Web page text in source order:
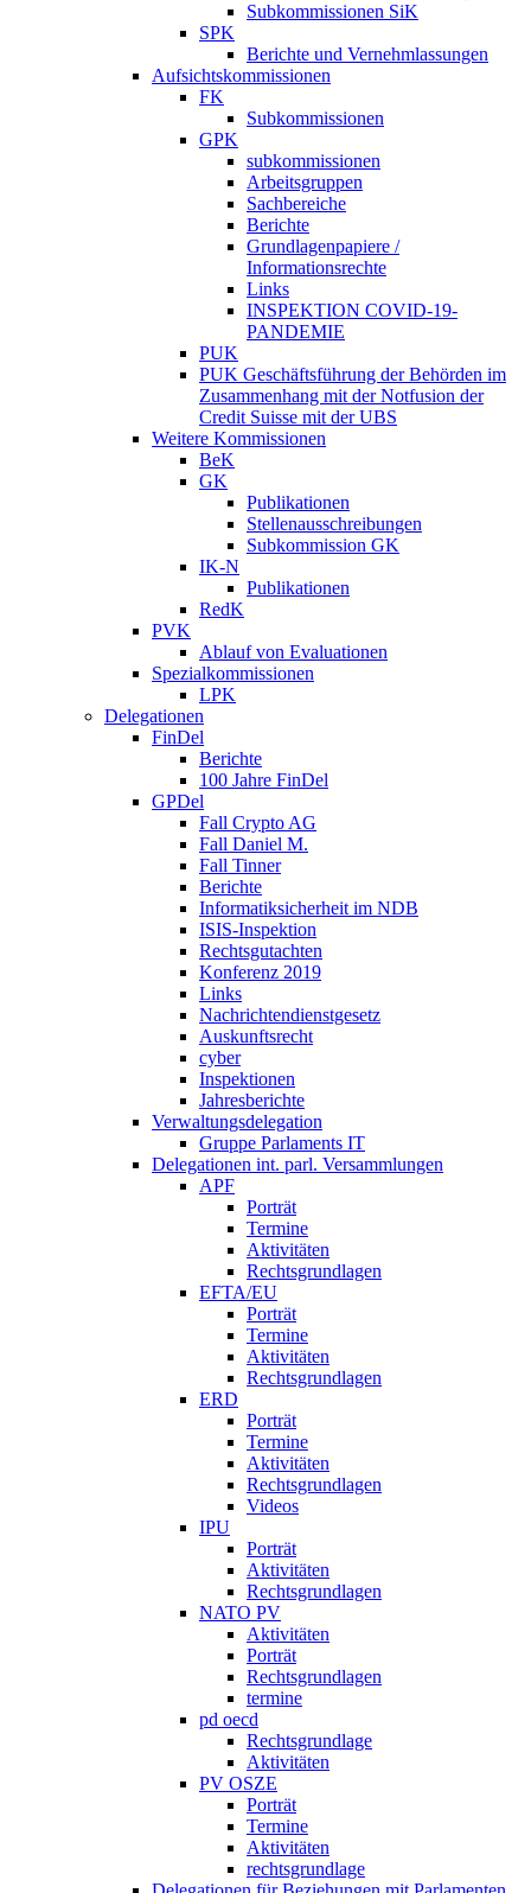
Subkommissionen SiK
SPK
Berichte und Vernehmlassungen
Aufsichtskommissionen
FK
Subkommissionen
GPK
subkommissionen
Arbeitsgruppen
Sachbereiche
Berichte
Grundlagenpapiere /
Informationsrechte
Links
INSPEKTION COVID-19-
PANDEMIE
PUK
PUK Geschäftsführung der Behörden im
Zusammenhang mit der Notfusion der
Credit Suisse mit der UBS
Weitere Kommissionen
BeK
GK
Publikationen
Stellenausschreibungen
Subkommission GK
IK-N
Publikationen
RedK
PVK
Ablauf von Evaluationen
Spezialkommissionen
LPK
Delegationen
FinDel
Berichte
100 Jahre FinDel
GPDel
Fall Crypto AG
Fall Daniel M.
Fall Tinner
Berichte
Informatiksicherheit ­im NDB
ISIS-Inspektion
Rechtsgutachten
Konferenz 2019
Links
Nachrichtendienstgesetz
Auskunftsrecht
cyber
Inspektionen
Jahresberichte
Verwaltungsdelegation
Gruppe Parlaments IT
Delegationen int. parl. Versammlungen
APF
Porträt
Termine
Aktivitäten
Rechtsgrundlagen
EFTA/EU
Porträt
Termine
Aktivitäten
Rechtsgrundlagen
ERD
Porträt
Termine
Aktivitäten
Rechtsgrundlagen
Videos
IPU
Porträt
Aktivitäten
Rechtsgrundlagen
NATO PV
Aktivitäten
Porträt
Rechtsgrundlagen
termine
pd oecd
Rechtsgrundlage
Aktivitäten
PV OSZE
Porträt
Termine
Aktivitäten
rechtsgrundlage